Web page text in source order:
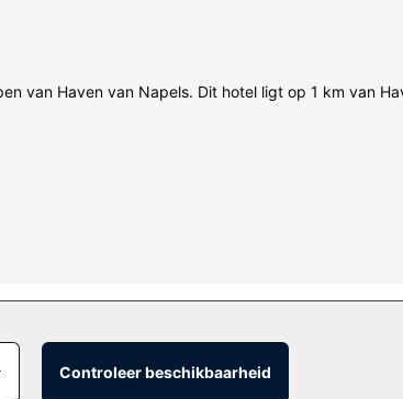
van Haven van Napels. Dit hotel ligt op 1 km van
het kijkplezier. De privébadkamers met een bad/
(beperkte tijden). Sluit je dag af met een
Controleer beschikbaarheid